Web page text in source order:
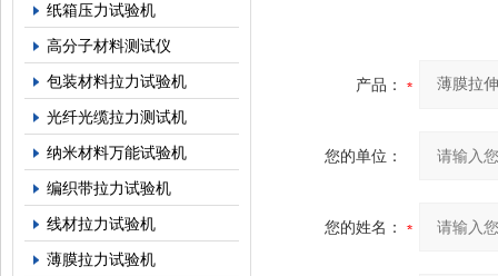
纸箱压力试验机
高分子材料测试仪
包装材料拉力试验机
光纤光缆拉力测试机
纳米材料万能试验机
编织带拉力试验机
线材拉力试验机
薄膜拉力试验机
产品：
您的单位：
您的姓名：